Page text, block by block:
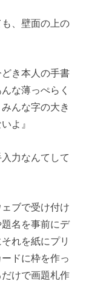
、壁面の上の
どき本人の手書
な薄っぺらく
んな字の大き
よ』
力なんてして
ブで受け付け
名を事前にデ
れを紙にプリ
ドに枠を作っ
けで画題札作